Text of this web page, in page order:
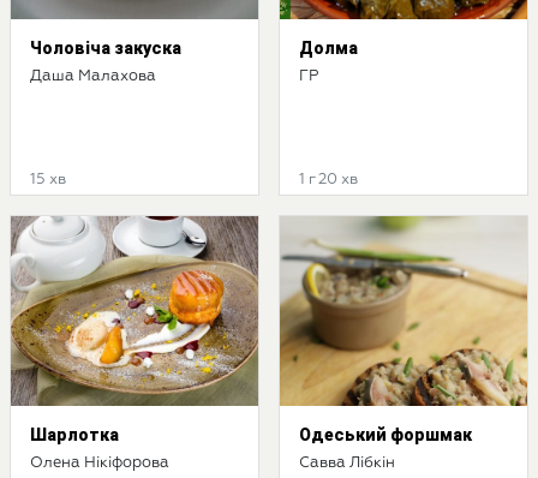
Чоловіча закуска
Даша Малахова
15 хв
Долма
ГР
1 г 20 хв
Шарлотка
Олена Нікіфорова
Одеський форшмак
Савва Лібкін